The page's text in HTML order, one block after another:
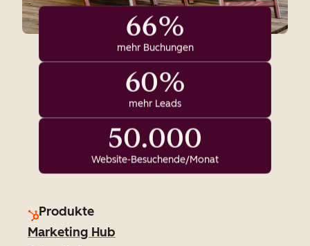
66%
mehr Buchungen
60%
mehr Leads
50.000
Website-Besuchende/Monat
Produkte
Marketing Hub